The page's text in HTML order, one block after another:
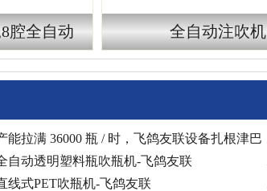
腔全自动 全自动注吹机
能拉满 36000 瓶 / 时，飞鸽友联设备扎根津巴
自动透明塑料瓶吹瓶机-飞鸽友联
线式PET吹瓶机-飞鸽友联